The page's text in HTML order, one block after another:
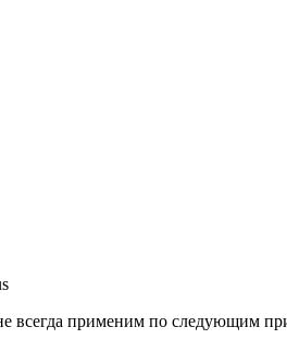
всегда применим по следующим